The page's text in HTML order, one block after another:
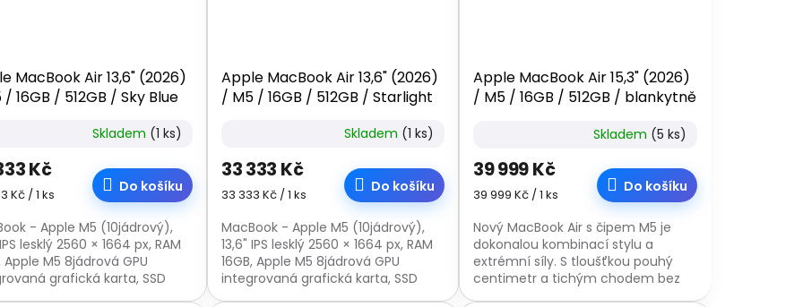
MacBook Air 13,6" (2026)
16GB / 512GB / Sky Blue
Skladem (1 ks)
Kč
Kč / 1 ks Do košíku
- Apple M5 (10jádrový),
lesklý 2560 × 1664 px, RAM
Apple M5 8jádrová GPU
grafická karta, SSD
Apple MacBook Air 13,6" (2026)
/ M5 / 16GB / 512GB / Starlight
Skladem (1 ks)
33 333 Kč
Měrná
33 333 Kč / 1 ks Do košíku
MacBook - Apple M5 (10jádrový),
13,6" IPS lesklý 2560 × 1664 px, RAM
16GB, Apple M5 8jádrová GPU
integrovaná grafická karta, SSD
Apple MacBook Air 15,3" (2026)
/ M5 / 16GB / 512GB / blankytně
Skladem (5 ks)
39 999 Kč
Měrná
39 999 Kč / 1 ks Do košíku
Nový MacBook Air s čipem M5 je
dokonalou kombinací stylu a
extrémní síly. S tloušťkou pouhý
centimetr a tichým chodem bez
větráčků přináší revoluční výkon